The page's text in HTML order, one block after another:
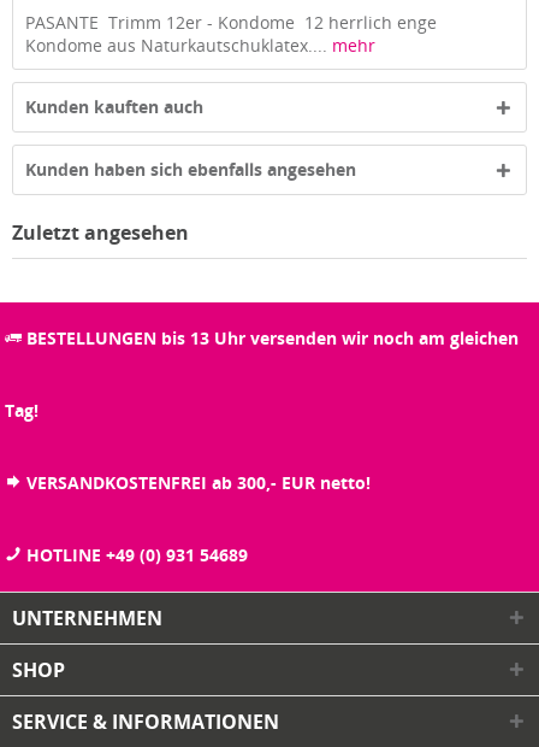
PASANTE Trimm 12er - Kondome 12 herrlich enge
Kondome aus Naturkautschuklatex.... mehr
Kunden kauften auch
Kunden haben sich ebenfalls angesehen
Zuletzt angesehen
BESTELLUNGEN bis 13 Uhr versenden wir noch am gleichen
Tag!
VERSANDKOSTENFREI ab 300,- EUR netto!
HOTLINE +49 (0) 931 54689
UNTERNEHMEN
SHOP
SERVICE & INFORMATIONEN